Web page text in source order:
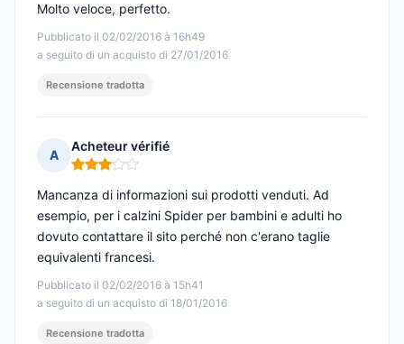
Pubblicato il 02/02/2016 à 16h49
a seguito di un acquisto di 27/01/2016
Molto veloce, perfetto.
Recensione tradotta
A
Acheteur vérifié
Nota: 3 su 5
Pubblicato il 02/02/2016 à 15h41
a seguito di un acquisto di 18/01/2016
Mancanza di informazioni sui prodotti venduti. Ad
esempio, per i calzini Spider per bambini e adulti ho
dovuto contattare il sito perché non c'erano taglie
equivalenti francesi.
Recensione tradotta